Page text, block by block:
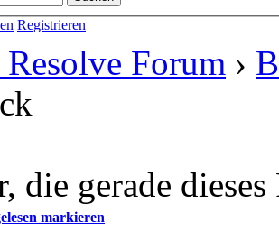
Registrieren
Forum ›
die gerade
markieren